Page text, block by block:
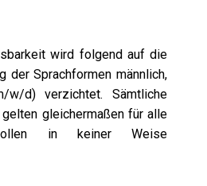
wird folgend auf die
der Sprachformen männlich,
d) verzichtet. Sämtliche
gleichermaßen für alle
in keiner Weise